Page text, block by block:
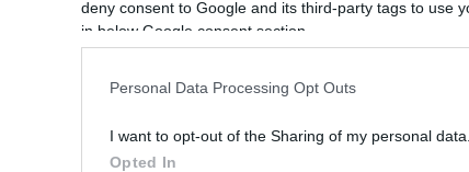
deny consent to Google and its third-party tags to use
in below Google consent section.
Personal Data Processing Opt Outs
I want to opt-out of the Sharing of my personal data.
Opted In